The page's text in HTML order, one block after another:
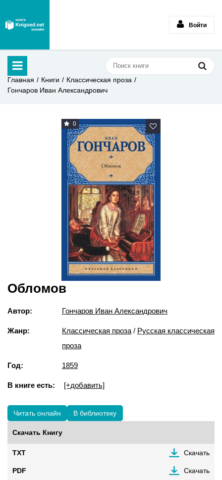
Войти
Главная Книги
Классическая проза
Гончаров Иван Александрович
0
Обломов
Автор: Гончаров Иван Александрович
Жанр: Классическая проза / Русская классическая
проза
Год: 1859
В книге есть: [+добавить]
Читать онлайн В библиотеку
Скачать Книгу
TXT Скачать
PDF Скачать